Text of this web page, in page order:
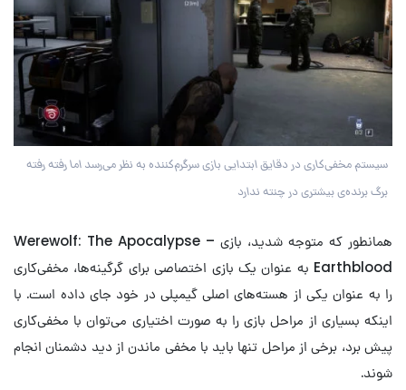
سیستم مخفی‌کاری در دقایق ابتدایی بازی سرگرم‌کننده به نظر می‌رسد اما رفته رفته
برگ برنده‌ی بیشتری در چنته ندارد
همانطور که متوجه شدید، بازی Werewolf: The Apocalypse –
Earthblood به عنوان یک بازی اختصاصی برای گرگینه‌ها، مخفی‌کاری
را به عنوان یکی از هسته‌های اصلی گیمپلی در خود جای داده است. با
اینکه بسیاری از مراحل بازی را به صورت اختیاری می‌توان با مخفی‌کاری
پیش برد، برخی از مراحل تنها باید با مخفی ماندن از دید دشمنان انجام
شوند.